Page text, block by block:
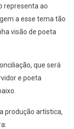
representa ao
a esse tema tão
visão de poeta
que será
e poeta
produção artística,